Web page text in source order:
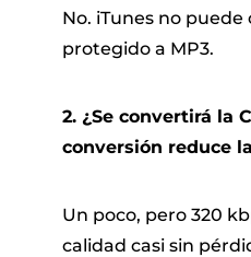
No. iTunes no puede
protegido a MP3.
2. ¿Se convertirá la
conversión reduce
Un poco, pero 320
calidad casi sin